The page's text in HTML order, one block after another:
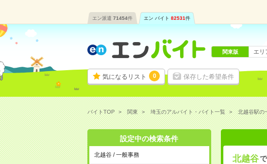
エン派遣 71454件 エン バイト 82531件
気になるリスト 0 保存した希望条件
関東版 エリ
バイトTOP 関東 埼玉のアルバイト・バイト一覧 北越谷駅の
設定中の検索条件
北越谷 / 一般事務 北越谷で